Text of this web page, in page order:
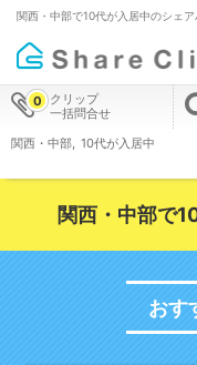
関西・中部で10代が入居中のシェア
クリップ
一括問合せ
0
関西・中部 10代が入居中
関西・中部で
おす